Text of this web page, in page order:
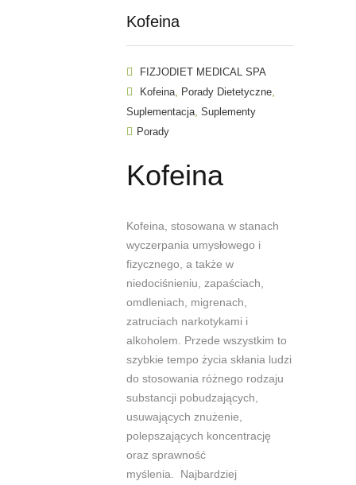
Kofeina
FIZJODIET MEDICAL SPA
Kofeina
Porady Dietetyczne
Suplementacja Suplementy
Porady
Kofeina
Kofeina, stosowana w stanach
wyczerpania umysłowego i
fizycznego, a także w
niedociśnieniu, zapaściach,
omdleniach, migrenach,
zatruciach narkotykami i
alkoholem. Przede wszystkim to
szybkie tempo życia skłania ludzi
do stosowania różnego rodzaju
substancji pobudzających,
usuwających znużenie,
polepszających koncentrację
oraz sprawność
myślenia.
Najbardziej